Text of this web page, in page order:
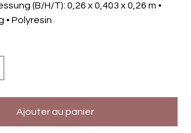
(B/H/T): 0,26 x 0,403 x 0,26 m •
• Polyresin
Ajouter au panier